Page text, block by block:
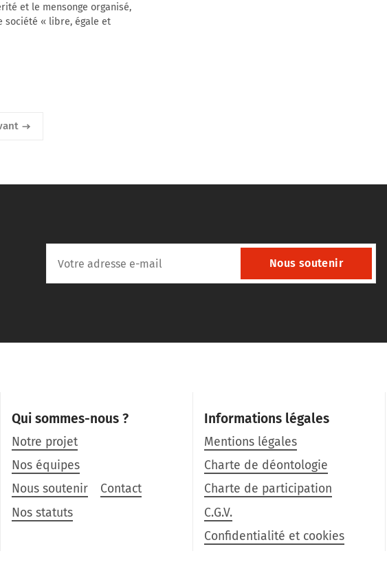
et le mensonge organisé,
société « libre, égale et
Nous soutenir
Qui sommes-nous ?
Notre projet
Nos équipes
Nous soutenir
Contact
Nos statuts
Informations légales
Mentions légales
Charte de déontologie
Charte de participation
C.G.V.
Confidentialité et cookies